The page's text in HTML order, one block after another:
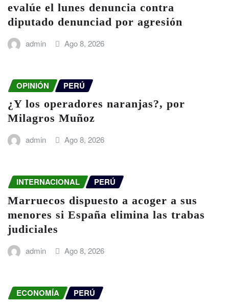
evalúe el lunes denuncia contra
diputado denunciad por agresión
admin Ago 8, 2026
OPINIÓN PERÚ
¿Y los operadores naranjas?, por
Milagros Muñoz
admin Ago 8, 2026
INTERNACIONAL PERÚ
Marruecos dispuesto a acoger a sus
menores si España elimina las trabas
judiciales
admin Ago 8, 2026
ECONOMÍA PERÚ